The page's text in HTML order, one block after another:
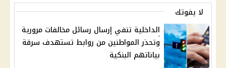
لا يفوتك
الداخلية تنفي إرسال رسائل مخالفات مرورية
وتحذر المواطنين من روابط تستهدف سرقة
بياناتهم البنكية